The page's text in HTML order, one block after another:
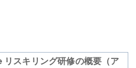
スキリング研修の概要（ア